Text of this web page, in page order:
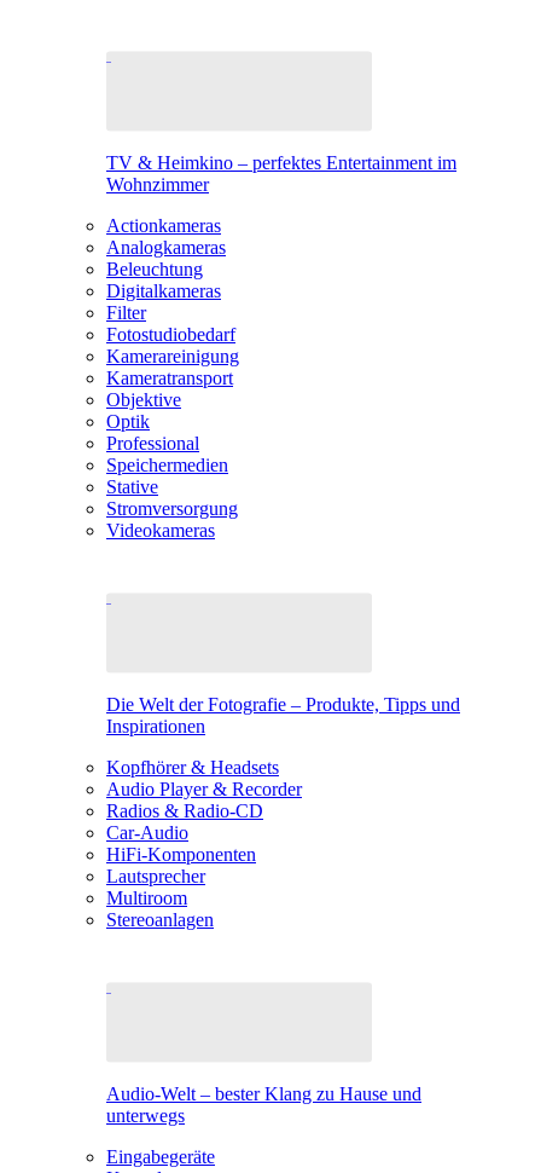
TV & Heimkino – perfektes Entertainment im
Wohnzimmer
Actionkameras
Analogkameras
Beleuchtung
Digitalkameras
Filter
Fotostudiobedarf
Kamerareinigung
Kameratransport
Objektive
Optik
Professional
Speichermedien
Stative
Stromversorgung
Videokameras
Die Welt der Fotografie – Produkte, Tipps und
Inspirationen
Kopfhörer & Headsets
Audio Player & Recorder
Radios & Radio-CD
Car-Audio
HiFi-Komponenten
Lautsprecher
Multiroom
Stereoanlagen
Audio-Welt – bester Klang zu Hause und
unterwegs
Eingabegeräte